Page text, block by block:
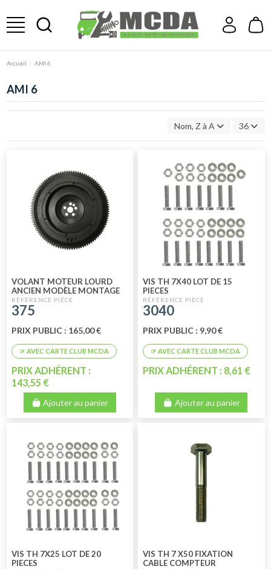
Accueil AMI 6
AMI 6
Nom, Z à A 36
VOLANT MOTEUR LOURD
ANCIEN MODÈLE MONTAGE
JUSQU'À 04/1982 (3CV) NEUF
375
PRIX PUBLIC : 165,00 €
PRIX ADHÉRENT :
143,55 €
Ajouter au panier
VIS TH 7X40 LOT DE 15
PIECES
3040
PRIX PUBLIC : 9,90 €
PRIX ADHÉRENT : 8,61 €
Ajouter au panier
VIS TH 7X25 LOT DE 20
PIECES
VIS TH 7 X50 FIXATION
CABLE COMPTEUR